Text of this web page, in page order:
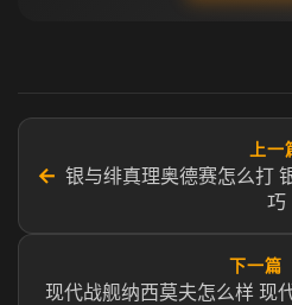
←
上一
银与绯真理奥德赛怎么打
巧
下一篇
现代战舰纳西莫夫怎么样 现